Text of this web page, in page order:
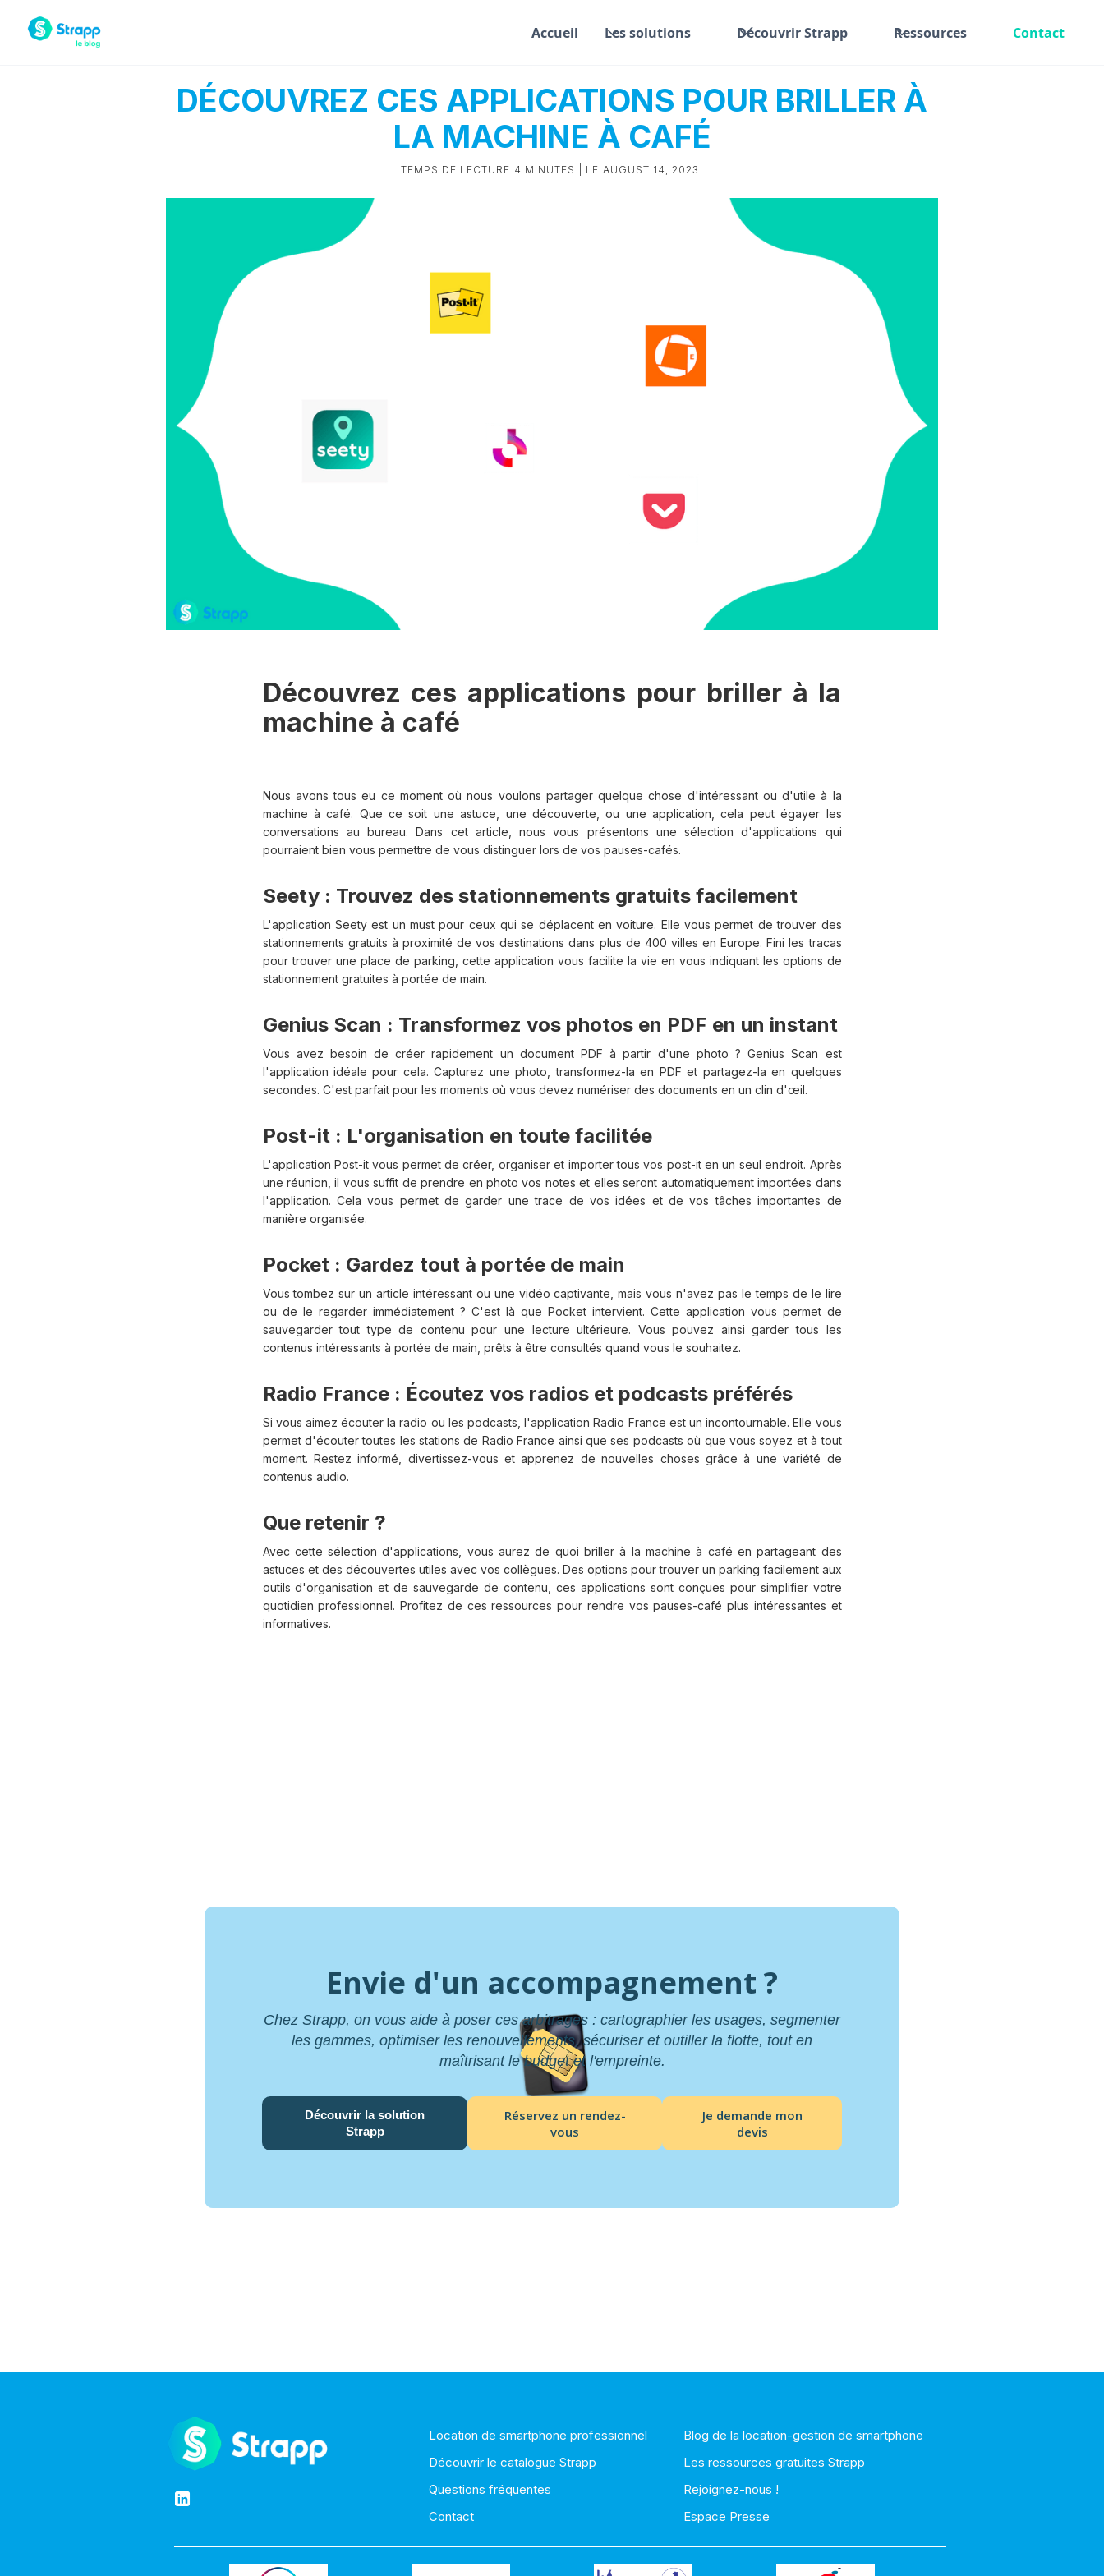
Accueil Les solutions Découvrir Strapp Ressources Contact
DÉCOUVREZ CES APPLICATIONS POUR BRILLER À
LA MACHINE À CAFÉ
TEMPS DE LECTURE 4 MINUTES | LE AUGUST 14, 2023
Découvrez ces applications pour briller à la
machine à café
Nous avons tous eu ce moment où nous voulons partager quelque chose d'intéressant ou d'utile à la
machine à café. Que ce soit une astuce, une découverte, ou une application, cela peut égayer les
conversations au bureau. Dans cet article, nous vous présentons une sélection d'applications qui
pourraient bien vous permettre de vous distinguer lors de vos pauses-cafés.
Seety : Trouvez des stationnements gratuits facilement
L'application Seety est un must pour ceux qui se déplacent en voiture. Elle vous permet de trouver des
stationnements gratuits à proximité de vos destinations dans plus de 400 villes en Europe. Fini les tracas
pour trouver une place de parking, cette application vous facilite la vie en vous indiquant les options de
stationnement gratuites à portée de main.
Genius Scan : Transformez vos photos en PDF en un instant
Vous avez besoin de créer rapidement un document PDF à partir d'une photo ? Genius Scan est
l'application idéale pour cela. Capturez une photo, transformez-la en PDF et partagez-la en quelques
secondes. C'est parfait pour les moments où vous devez numériser des documents en un clin d'œil.
Post-it : L'organisation en toute facilitée
L'application Post-it vous permet de créer, organiser et importer tous vos post-it en un seul endroit. Après
une réunion, il vous suffit de prendre en photo vos notes et elles seront automatiquement importées dans
l'application. Cela vous permet de garder une trace de vos idées et de vos tâches importantes de
manière organisée.
Pocket : Gardez tout à portée de main
Vous tombez sur un article intéressant ou une vidéo captivante, mais vous n'avez pas le temps de le lire
ou de le regarder immédiatement ? C'est là que Pocket intervient. Cette application vous permet de
sauvegarder tout type de contenu pour une lecture ultérieure. Vous pouvez ainsi garder tous les
contenus intéressants à portée de main, prêts à être consultés quand vous le souhaitez.
Radio France : Écoutez vos radios et podcasts préférés
Si vous aimez écouter la radio ou les podcasts, l'application Radio France est un incontournable. Elle vous
permet d'écouter toutes les stations de Radio France ainsi que ses podcasts où que vous soyez et à tout
moment. Restez informé, divertissez-vous et apprenez de nouvelles choses grâce à une variété de
contenus audio.
Que retenir ?
Avec cette sélection d'applications, vous aurez de quoi briller à la machine à café en partageant des
astuces et des découvertes utiles avec vos collègues. Des options pour trouver un parking facilement aux
outils d'organisation et de sauvegarde de contenu, ces applications sont conçues pour simplifier votre
quotidien professionnel. Profitez de ces ressources pour rendre vos pauses-café plus intéressantes et
informatives.
Envie d'un accompagnement ?
Chez Strapp, on vous aide à poser ces arbitrages : cartographier les usages, segmenter
les gammes, optimiser les renouvellements, sécuriser et outiller la flotte, tout en
maîtrisant le budget et l'empreinte.
Découvrir la solution
Strapp
Réservez un rendez-
vous
Je demande mon
devis
Location de smartphone professionnel
Découvrir le catalogue Strapp
Questions fréquentes
Contact
Blog de la location-gestion de smartphone
Les ressources gratuites Strapp
Rejoignez-nous !
Espace Presse